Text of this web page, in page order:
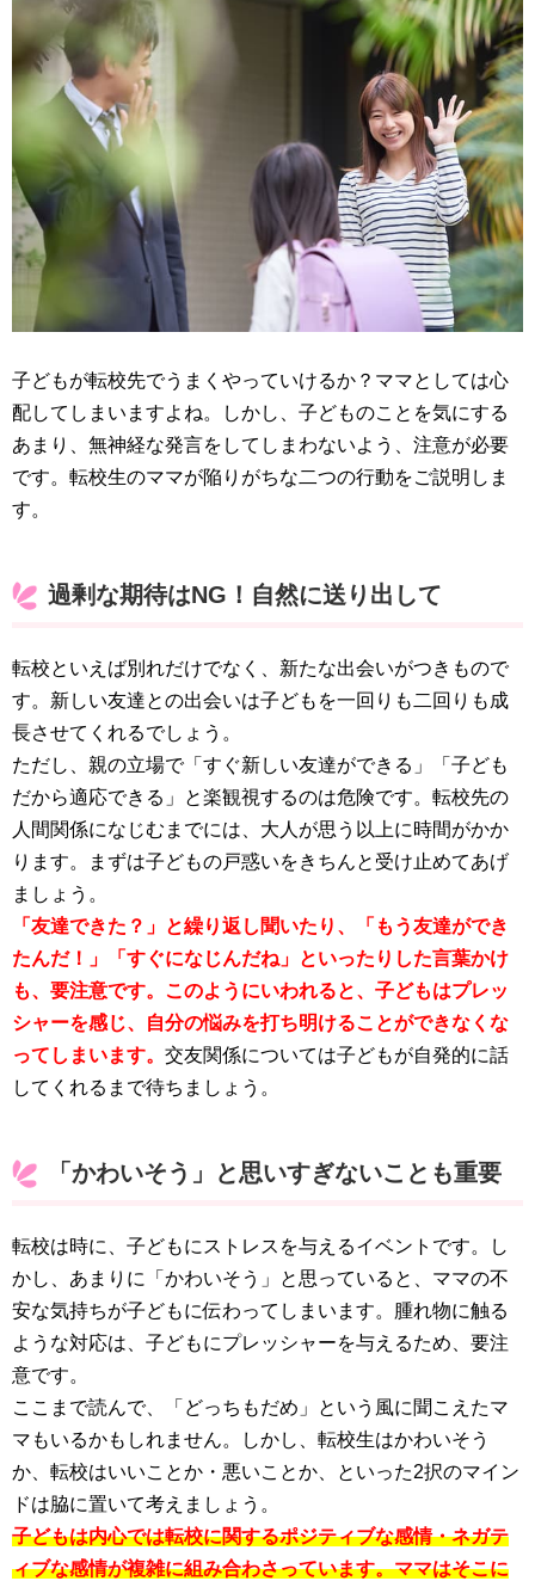
子どもが転校先でうまくやっていけるか？ママとしては心
配してしまいますよね。しかし、子どものことを気にする
あまり、無神経な発言をしてしまわないよう、注意が必要
です。転校生のママが陥りがちな二つの行動をご説明しま
す。
過剰な期待はNG！自然に送り出して
転校といえば別れだけでなく、新たな出会いがつきもので
す。新しい友達との出会いは子どもを一回りも二回りも成
長させてくれるでしょう。
ただし、親の立場で「すぐ新しい友達ができる」「子ども
だから適応できる」と楽観視するのは危険です。転校先の
人間関係になじむまでには、大人が思う以上に時間がかか
ります。まずは子どもの戸惑いをきちんと受け止めてあげ
ましょう。
「友達できた？」と繰り返し聞いたり、「もう友達ができ
たんだ！」「すぐになじんだね」といったりした言葉かけ
も、要注意です。このようにいわれると、子どもはプレッ
シャーを感じ、自分の悩みを打ち明けることができなくな
ってしまいます。 交友関係については子どもが自発的に話
してくれるまで待ちましょう。
「かわいそう」と思いすぎないことも重要
転校は時に、子どもにストレスを与えるイベントです。し
かし、あまりに「かわいそう」と思っていると、ママの不
安な気持ちが子どもに伝わってしまいます。腫れ物に触る
ような対応は、子どもにプレッシャーを与えるため、要注
意です。
ここまで読んで、「どっちもだめ」という風に聞こえたマ
マもいるかもしれません。しかし、転校生はかわいそう
か、転校はいいことか・悪いことか、といった2択のマイン
ドは脇に置いて考えましょう。
子どもは内心では転校に関するポジティブな感情・ネガテ
ィブな感情が複雑に組み合わさっています。ママはそこに